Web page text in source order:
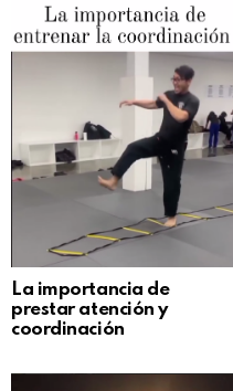
La importancia de
prestar atención y
coordinación